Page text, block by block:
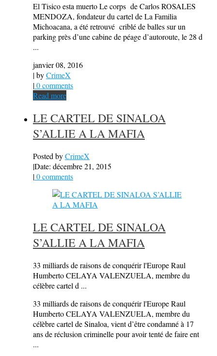
El Tisico esta muerto Le corps de Carlos ROSALES
MENDOZA, fondateur du cartel de La Familia
Michoacana, a été retrouvé criblé de balles sur un
parking près d’une cabine de péage d’autoroute, le 28 d
...
janvier 08, 2016
| byCrimeX
|0 comments
Read more
LE CARTEL DE SINALOA
S’ALLIE A LA MAFIA
Posted byCrimeX
|Date: décembre 21, 2015
|0 comments
LE CARTEL DE SINALOA
S’ALLIE A LA MAFIA
33 milliards de raisons de conquérir l'Europe Raul
Humberto CELAYA VALENZUELA, membre du
célèbre cartel d ...
33 milliards de raisons de conquérir l'Europe Raul
Humberto CELAYA VALENZUELA, membre du
célèbre cartel de Sinaloa, vient d’être condamné à 17
ans de réclusion criminelle pour avoir tenté de faire ent
...